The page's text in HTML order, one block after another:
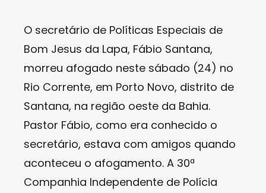
O secretário de Políticas Especiais de
Bom Jesus da Lapa, Fábio Santana,
morreu afogado neste sábado (24) no
Rio Corrente, em Porto Novo, distrito de
Santana, na região oeste da Bahia.
Pastor Fábio, como era conhecido o
secretário, estava com amigos quando
aconteceu o afogamento. A 30ª
Companhia Independente de Polícia